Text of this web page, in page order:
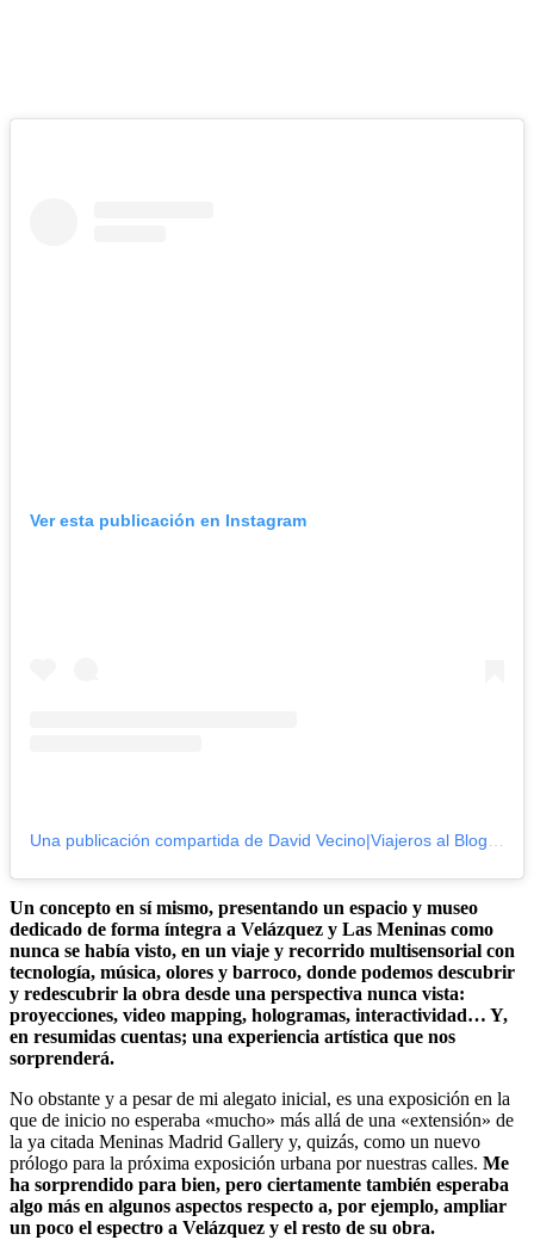
Ver esta publicación en Instagram
Un concepto en sí mismo, presentando un espacio y museo
dedicado de forma íntegra a Velázquez y Las Meninas como
nunca se había visto, en un viaje y recorrido multisensorial con
tecnología, música, olores y barroco, donde podemos descubrir
y redescubrir la obra desde una perspectiva nunca vista:
proyecciones, video mapping, hologramas, interactividad… Y,
en resumidas cuentas; una experiencia artística que nos
sorprenderá.
No obstante y a pesar de mi alegato inicial, es una exposición en la
que de inicio no esperaba «mucho» más allá de una «extensión» de
la ya citada Meninas Madrid Gallery y, quizás, como un nuevo
prólogo para la próxima exposición urbana por nuestras calles. Me
ha sorprendido para bien, pero ciertamente también esperaba
algo más en algunos aspectos respecto a, por ejemplo, ampliar
un poco el espectro a Velázquez y el resto de su obra.